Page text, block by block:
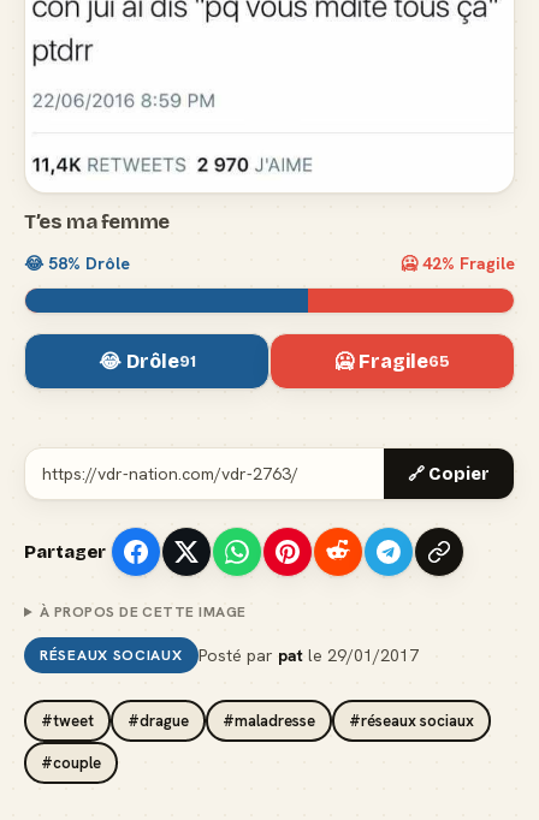
T’es ma femme
😂58% Drôle 🥶42% Fragile
😂 Drôle91 🥶 Fragile65
🔗 Copier
Partager
À PROPOS DE CETTE IMAGE
RÉSEAUX SOCIAUX Posté par patle 29/01/2017
#tweet #drague #maladresse #réseaux sociaux
#couple